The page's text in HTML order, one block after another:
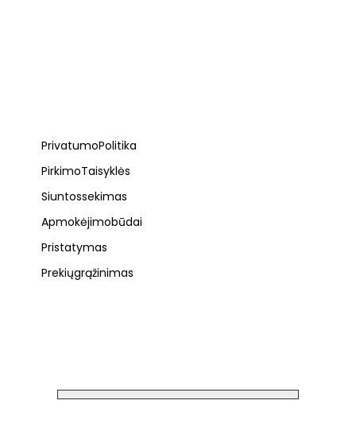
Privatumo Politika
Pirkimo Taisyklės
Siuntos sekimas
Apmokėjimo būdai
Pristatymas
Prekių grąžinimas